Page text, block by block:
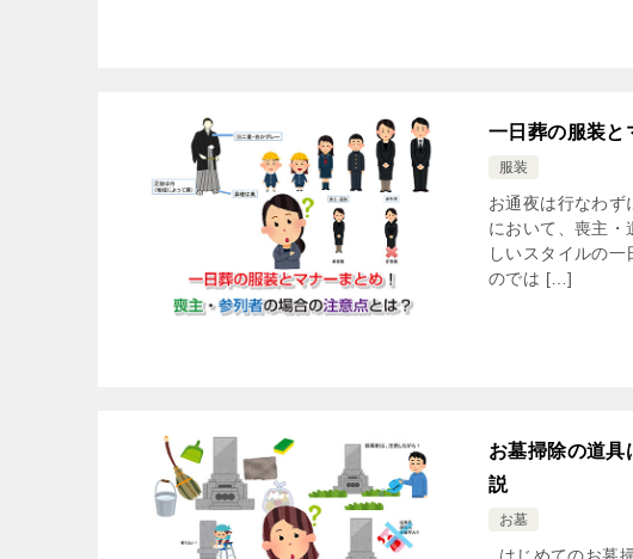
一日葬の服装と
服装
お通夜は行なわ
において、喪主
しいスタイルの
のでは […]
お墓掃除の道具
説
お墓